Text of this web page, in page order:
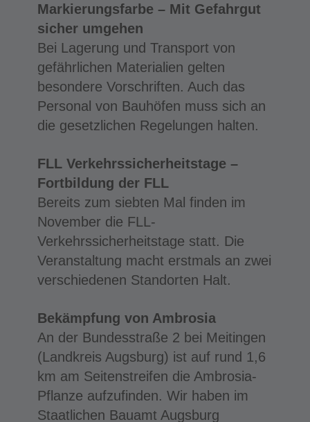
Markierungsfarbe – Mit Gefahrgut
sicher umgehen
Bei Lagerung und Transport von
gefährlichen Materialien gelten
besondere Vorschriften. Auch das
Personal von Bauhöfen muss sich an
die gesetzlichen Regelungen halten.
FLL Verkehrssicherheitstage –
Fortbildung der FLL
Bereits zum siebten Mal finden im
November die FLL-
Verkehrssicherheitstage statt. Die
Veranstaltung macht erstmals an zwei
verschiedenen Standorten Halt.
Bekämpfung von Ambrosia
An der Bundesstraße 2 bei Meitingen
(Landkreis Augsburg) ist auf rund 1,6
km am Seitenstreifen die Ambrosia-
Pflanze aufzufinden. Wir haben im
Staatlichen Bauamt Augsburg